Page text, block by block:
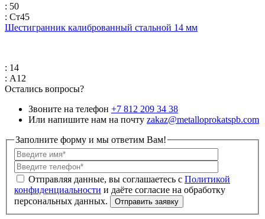
: 50
: Ст45
Шестигранник калиброванный стальной 14 мм
: 14
: А12
Остались вопросы?
Звоните на телефон +7 812 209 34 38
Или напишите нам на почту zakaz@metalloprokatspb.com
Заполните форму и мы ответим Вам!
Политикой
конфиденциальности